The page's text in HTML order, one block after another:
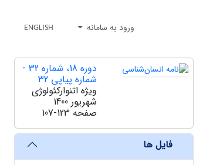
ورود به سامانه ENGLISH
دوره 18، شماره 32 -
شماره پیاپی 32
ویژه اتنوارکئولوژی
شهریور 1400
صفحه 107-123
فایل ها